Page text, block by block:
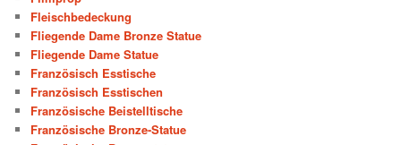
Fleischbedeckung
Fliegende Dame Bronze Statue
Fliegende Dame Statue
Französisch Esstische
Französisch Esstischen
Französische Beistelltische
Französische Bronze-Statue